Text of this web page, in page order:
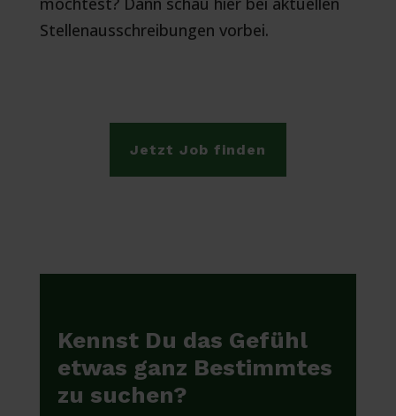
Stellenausschreibungen vorbei.
Jetzt Job finden
Kennst Du das Gefühl
etwas ganz Bestimmtes
zu suchen?